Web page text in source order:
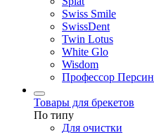
Swiss Smile
SwissDent
Twin Lotus
White Glo
Wisdom
Профессор Персин
Товары для брекетов
По типу
Для очистки